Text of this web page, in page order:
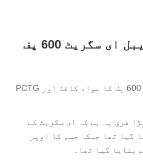
ٹی پی ڈی ڈسپوز ایبل ای سگریٹ 600 پف
اس TPD ڈسپوزایبل ای سگریٹ 600 پف کا مواد کاغذ اور PCTG
فرق یہ ہے کہ ای سگریٹ کے
گیا تھا جبکہ جسم کا اوپر
بنایا گیا تھا۔